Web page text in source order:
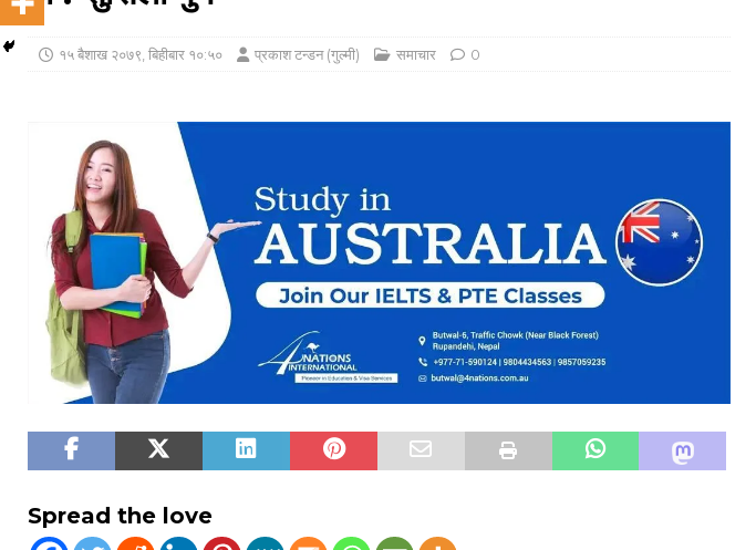
१५ बैशाख २०७९, बिहीबार १०:५० प्रकाश टन्डन (गुल्मी) समाचार 0
Spread the love